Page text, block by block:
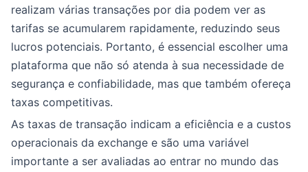
realizam várias transações por dia podem ver as
tarifas se acumularem rapidamente, reduzindo seus
lucros potenciais. Portanto, é essencial escolher uma
plataforma que não só atenda à sua necessidade de
segurança e confiabilidade, mas que também ofereça
taxas competitivas.
As taxas de transação indicam a eficiência e a custos
operacionais da exchange e são uma variável
importante a ser avaliadas ao entrar no mundo das